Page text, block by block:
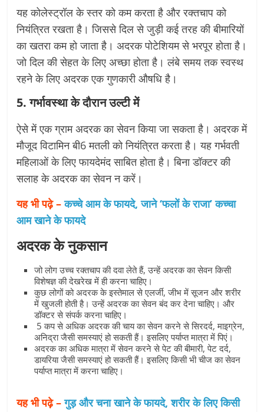
यह कोलेस्ट्रॉल के स्तर को कम करता है और रक्तचाप को
नियंत्रित रखता है। जिससे दिल से जुड़ी कई तरह की बीमारियों
का खतरा कम हो जाता है। अदरक पोटेशियम से भरपूर होता है।
जो दिल की सेहत के लिए अच्छा होता है। लंबे समय तक स्वस्थ
रहने के लिए अदरक एक गुणकारी औषधि है।
5. गर्भावस्था के दौरान उल्टी में
ऐसे में एक ग्राम अदरक का सेवन किया जा सकता है। अदरक में
मौजूद विटामिन बी6 मतली को नियंत्रित करता है। यह गर्भवती
महिलाओं के लिए फायदेमंद साबित होता है। बिना डॉक्टर की
सलाह के अदरक का सेवन न करें।
यह भी पढ़े – कच्चे आम के फायदे, जाने ‘फलों के राजा’ कच्चा
आम खाने के फायदे
अदरक के नुकसान
जो लोग उच्च रक्तचाप की दवा लेते हैं, उन्हें अदरक का सेवन किसी
विशेषज्ञ की देखरेख में ही करना चाहिए।
कुछ लोगों को अदरक के इस्तेमाल से एलर्जी, जीभ में सूजन और शरीर
में खुजली होती है। उन्हें अदरक का सेवन बंद कर देना चाहिए। और
डॉक्टर से संपर्क करना चाहिए।
5 कप से अधिक अदरक की चाय का सेवन करने से सिरदर्द, माइग्रेन,
अनिद्रा जैसी समस्याएं हो सकती हैं। इसलिए पर्याप्त मात्रा में पिएं।
अदरक का अधिक मात्रा में सेवन करने से पेट की बीमारी, पेट दर्द,
डायरिया जैसी समस्याएं हो सकती हैं। इसलिए किसी भी चीज का सेवन
पर्याप्त मात्रा में करना चाहिए।
यह भी पढ़े – गुड़ और चना खाने के फायदे, शरीर के लिए किसी